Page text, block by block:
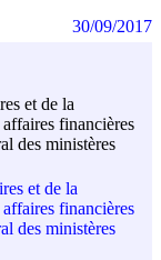
et de la
financières
des ministères
et de la
financières
des ministères
30/09/2017